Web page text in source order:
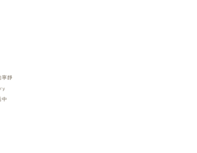
寧靜